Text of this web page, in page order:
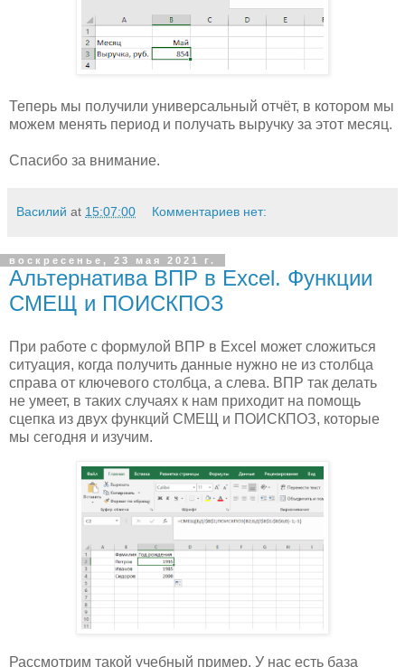
Теперь мы получили универсальный отчёт, в котором мы
можем менять период и получать выручку за этот месяц.
Спасибо за внимание.
Василий at 15:07:00 Комментариев нет:
воскресенье, 23 мая 2021 г.
Альтернатива ВПР в Excel. Функции
СМЕЩ и ПОИСКПОЗ
При работе с формулой ВПР в Excel может сложиться
ситуация, когда получить данные нужно не из столбца
справа от ключевого столбца, а слева. ВПР так делать
не умеет, в таких случаях к нам приходит на помощь
сцепка из двух функций СМЕЩ и ПОИСКПОЗ, которые
мы сегодня и изучим.
Рассмотрим такой учебный пример. У нас есть база